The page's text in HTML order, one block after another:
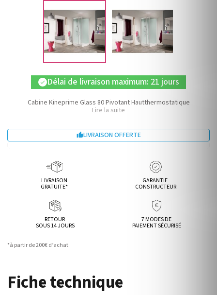
check Délai de livraison maximum: 21 jours
Cabine Kineprime Glass 80 Pivotant Hautthermostatique
Lire la suite
LIVRAISON OFFERTE
LIVRAISON
GRATUITE*
GARANTIE
CONSTRUCTEUR
RETOUR
SOUS 14 JOURS
7 MODES DE
PAIEMENT SÉCURISÉ
*à partir de 200€ d’achat
Fiche technique